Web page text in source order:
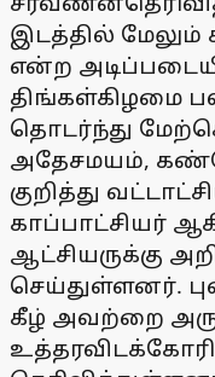
இடத்தில்
என்ற
திங்கள்கிழமை
தொடர்ந்து
அதேசமயம்,
குறித்து
காப்பாட்சியர்
ஆட்சியருக்கு
செய்துள்ளனர்.
கீழ் அவற்றை